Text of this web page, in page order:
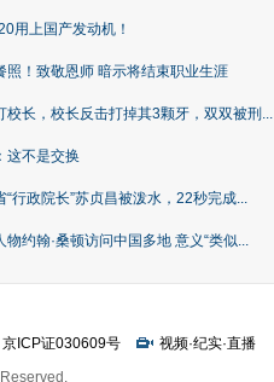
用上国产发动机！
照！致敬恩师 暗示将结束职业生涯
校长，校长反击打掉其3颗牙，双双被刑...
这不是交换
“行政院长”苏贞昌被泼水，22秒完成...
约翰·桑顿访问中国多地 意义“类似...
京ICP证030609号 视频·纪实·直播